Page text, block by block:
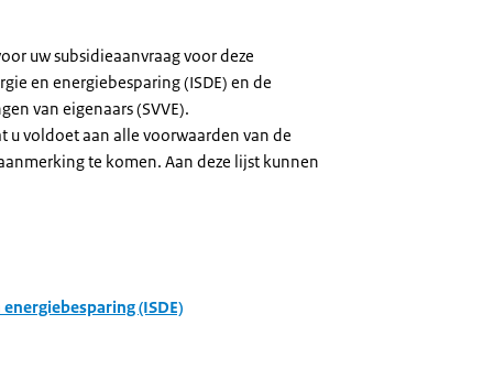
uw subsidieaanvraag voor deze
en energiebesparing (ISDE) en de
van eigenaars (SVVE).
u voldoet aan alle voorwaarden van de
te komen. Aan deze lijst kunnen
(ISDE)